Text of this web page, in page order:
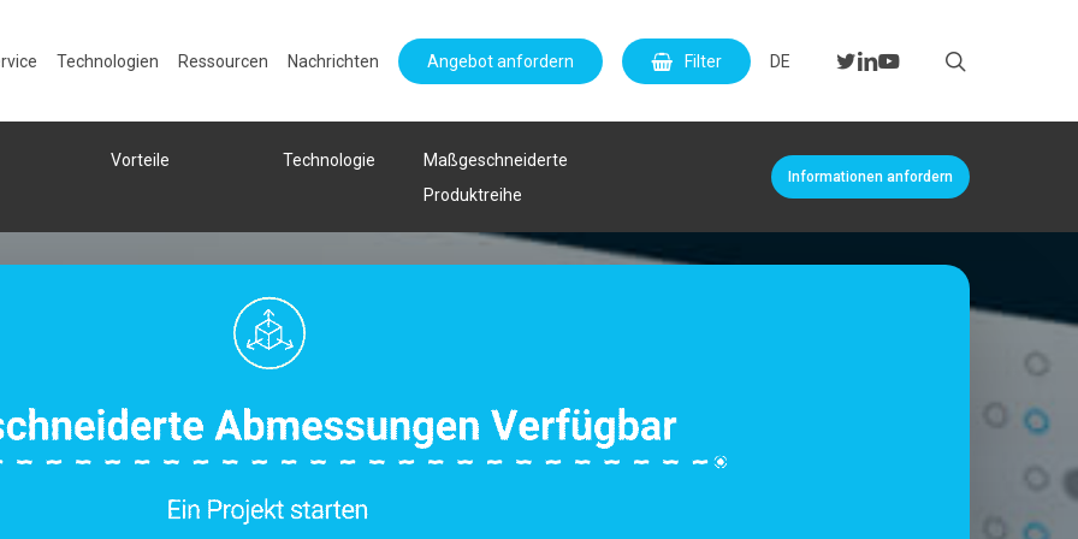
Technologien Ressourcen Nachrichten Angebot anfordern Filter DE twitter
linkedin
youtube
Vorteile Technologie
Maßgeschneiderte
Produktreihe
Informationen anfordern